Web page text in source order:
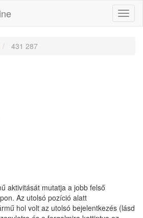
431 287
aktivitását mutatja a jobb felső
Az utolsó pozíció alatt
hol volt az utolsó bejelentkezés (lásd